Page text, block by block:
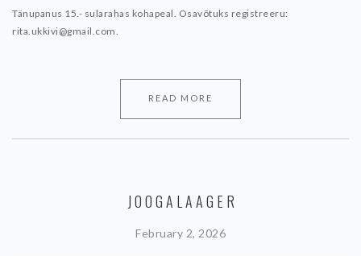
Tänupanus 15.- sularahas kohapeal. Osavõtuks registreeru:
rita.ukkivi@gmail.com.
READ MORE
JOOGALAAGER
February 2, 2026